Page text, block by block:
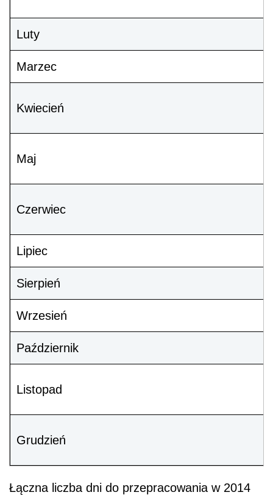
Luty
Marzec
Kwiecień
Maj
Czerwiec
Lipiec
Sierpień
Wrzesień
Październik
Listopad
Grudzień
Łączna liczba dni do przepracowania w 2014